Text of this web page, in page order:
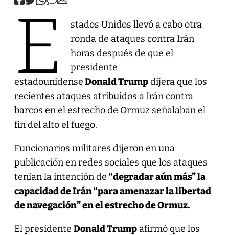
E
stados Unidos llevó a cabo otra
ronda de ataques contra Irán
horas después de que el
presidente
estadounidenseDonald Trumpdijera que los
recientes ataques atribuidos a Irán contra
barcos en el estrecho de Ormuz señalaban el
fin del alto el fuego.
Funcionarios militares dijeron en una
publicación en redes sociales que los ataques
tenían la intención de “degradar aún más” la
capacidad de Irán “para amenazar la libertad
de navegación” en el estrecho de Ormuz.
El presidente Donald Trumpafirmó que los